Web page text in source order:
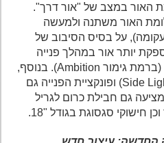
במצב של "אור דרך".
האור משתנה ולמעשה
על בסיס הסיבוב של
יותר אור במהלך פנייה
מאשר תאורת הלד הבסיסית (ברמת גימור Ambition). בנוסף,
לאוקטביה פנס תאורת צד (Side Light) ופונקציית הפנייה גם
גם חבילת כרום לגריל
סגסוגת בגודל "18.